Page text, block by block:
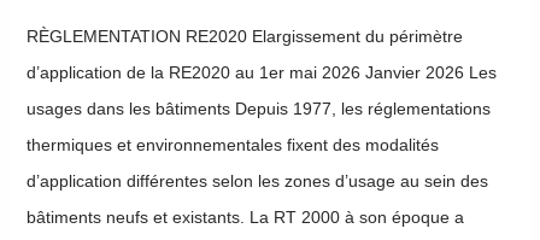
RЀGLEMENTATION RE2020 Elargissement du périmètre
d’application de la RE2020 au 1er mai 2026 Janvier 2026 Les
usages dans les bâtiments Depuis 1977, les réglementations
thermiques et environnementales fixent des modalités
d’application différentes selon les zones d’usage au sein des
bâtiments neufs et existants. La RT 2000 à son époque a
la
RE2020
au
1er
mai
2026